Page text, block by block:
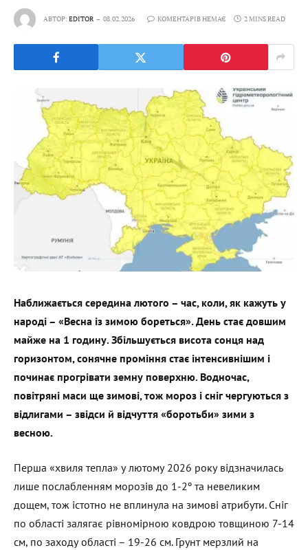
АВТОР:EDITOR 08.02.2026 КОМЕНТАРІВ НЕМАЄ 2 MINS READ
Наближається середина лютого – час, коли, як кажуть у
народі – «Весна із зимою бореться». День стає довшим
майже на 1 годину. Збільшується висота сонця над
горизонтом, сонячне проміння стає інтенсивнішим і
починає прогрівати земну поверхню. Водночас,
повітряні маси ще зимові, тож мороз і сніг чергуються з
відлигами – звідси й відчуття «боротьби» зими з
весною.
Перша «хвиля тепла» у лютому 2026 року відзначилась
лише послабленням морозів до 1-2º та невеликим
дощем, тож істотно не вплинула на зимові атрибути. Сніг
по області залягає рівномірною ковдрою товщиною 7-14
см, по заходу області – 19-26 см. Грунт мерзлий на